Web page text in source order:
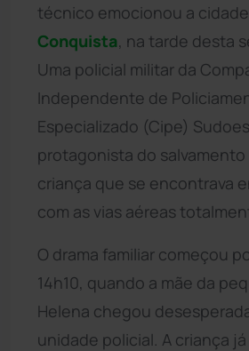
técnico emocionou a
Conquista, na tarde desta
Uma policial militar da
Independente de
Especializado (Cipe)
protagonista do salvamento
criança que se encontrava
com as vias aéreas
O drama familiar começou
14h10, quando a mãe da
Helena chegou
unidade policial. A criança